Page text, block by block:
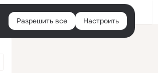
Войти
Разрешить все Настроить